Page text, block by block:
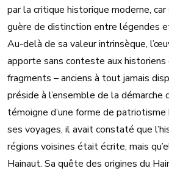
par la critique historique moderne,
guère de distinction entre légendes
Au-delà de sa valeur intrinsèque,
apporte sans conteste aux
fragments – anciens à tout jamais
préside à l’ensemble de la démarche
témoigne d’une forme de patriotisme
ses voyages, il avait constaté que
régions voisines était écrite, mais
Hainaut. Sa quête des origines du